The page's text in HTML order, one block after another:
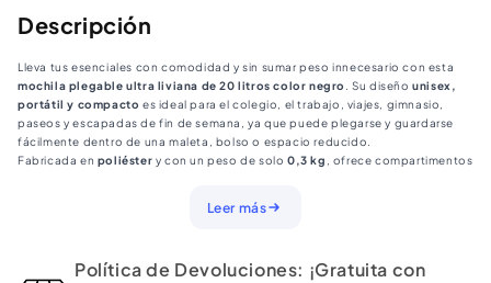
20
Negra
20
Negra
Descripción
Lleva tus esenciales con comodidad y sin sumar peso innecesario con esta
mochila plegable ultra liviana de 20 litros color negro
. Su diseñounisex,
portátil y compacto es ideal para el colegio, el trabajo, viajes, gimnasio,
paseos y escapadas de fin de semana, ya que puede plegarse y guardarse
fácilmente dentro de una maleta, bolso o espacio reducido.
Fabricada en poliéster y con un peso de solo0,3 kg
, ofrece compartimentos
mientras que su formato versátil también puede utilizarse como mochila de
Negro
Leer más
Política de Devoluciones: ¡Gratuita con